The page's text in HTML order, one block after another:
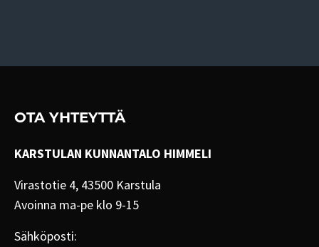
OTA YHTEYTTÄ
KARSTULAN KUNNANTALO HIMMELI
Virastotie 4, 43500 Karstula
Avoinna ma-pe klo 9-15
Sähköposti: